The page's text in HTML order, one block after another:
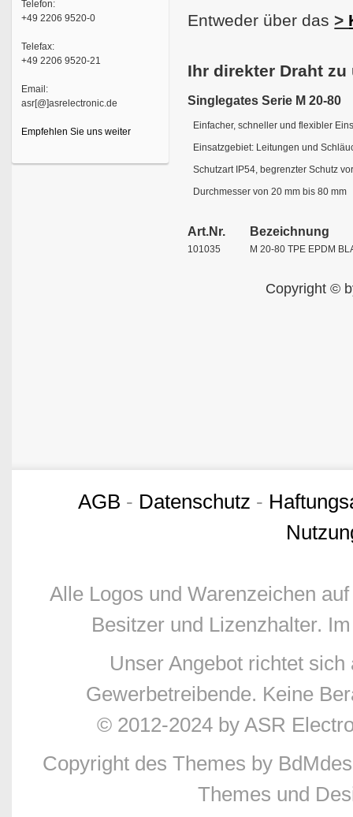
Entweder über das>
Ihr direkter Draht zu
Singlegates Serie M 20-80
Einfacher, schneller und flexibler
Einsatzgebiet: Leitungen und
Schutzart IP54, begrenzter Schutz
Durchmesser von 20 mm bis 80 mm
Art.Nr. Bezeichnung
101035 M 20-80 TPE EPDM
Copyright ©
Telefon:
+49 2206 9520-0
Telefax:
+49 2206 9520-21
Email:
asr[@]asrelectronic.de
Empfehlen Sie uns weiter
AGB - Datenschutz -
Alle Logos und Warenzeichen
Besitzer und Lizenzhalter.
Unser Angebot richtet
Gewerbetreibende. Keine
© 2012-2024 by ASR
Copyright des Themes by
Themes und